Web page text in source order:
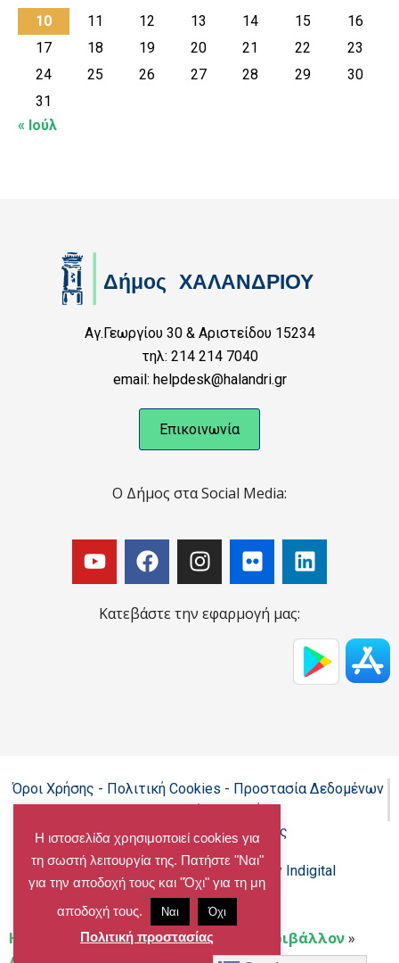
10
11 12 13 14 15
16
17
18 19 20 21 22
23
24
25 26 27 28 29
30
31
« Ιούλ
Αγ.Γεωργίου 30 & Αριστείδου 15234
τηλ: 214 214 7040
email: helpdesk@halandri.gr
Επικοινωνία
Ο Δήμος στα Social Media:
Κατεβάστε την εφαρμογή μας:
Όροι Χρήσης - Πολιτική Cookies - Προστασία Δεδομένων
Προσωπικού Χαρακτήρα
Δήλωση προσβασιμότητας
Copyright@chalandri.gr Powered by Indigital
Home Θέματα Περιβάλλοντος Περιβάλλον»
Η ιστοσελίδα χρησιμοποιεί cookies για
τη σωστή λειτουργία της. Πατήστε "Ναι"
για την αποδοχή τους και "Όχι" για τη μη
αποδοχή τους.
Ναι Όχι
Πολιτική προστασίας